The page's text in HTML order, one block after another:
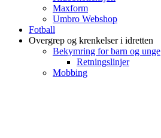
Maxform
Umbro Webshop
Fotball
Overgrep og krenkelser i idretten
Bekymring for barn og unge
Retningslinjer
Mobbing